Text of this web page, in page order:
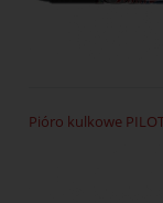
Pióro kulkowe